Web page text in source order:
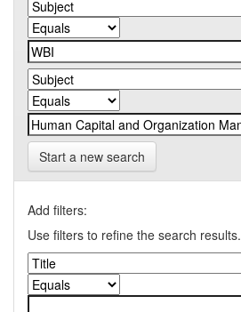
Start a new search
Add filters:
Use filters to refine the search results.